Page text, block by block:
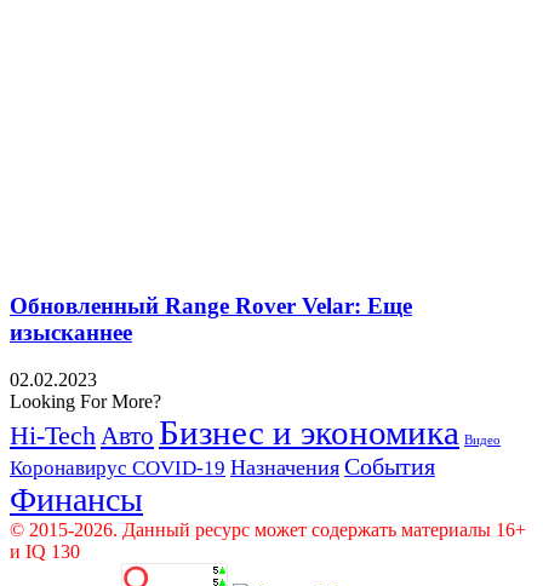
Обновленный Range Rover Velar: Еще
изысканнее
02.02.2023
Looking For More?
Hi-Tech Авто Бизнес и экономика Видео
Коронавирус COVID-19 Назначения События
Финансы
© 2015-2026. Данный ресурс может содержать материалы 16+
и IQ 130